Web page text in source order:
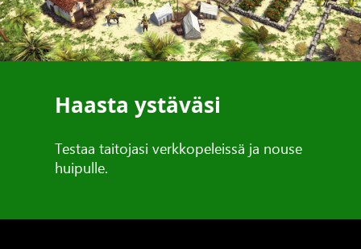
Haasta ystäväsi
Testaa taitojasi verkkopeleissä ja nouse
huipulle.